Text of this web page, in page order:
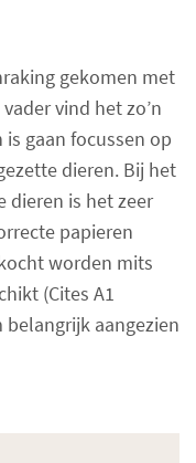
gekomen met
vind het zo’n
gaan focussen op
dieren. Bij het
dieren is het zeer
papieren
worden mits
(Cites A1
aangezien